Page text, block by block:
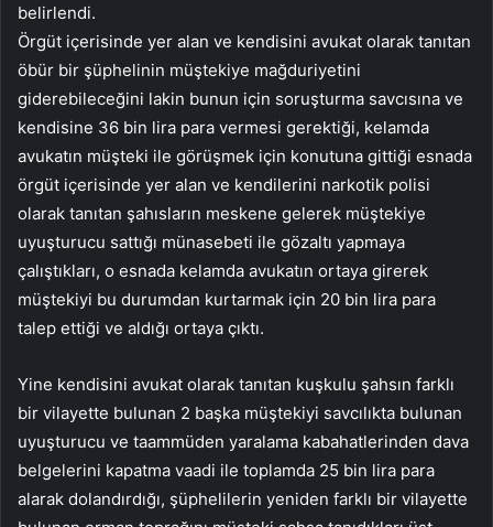
belirlendi.
Örgüt içerisinde yer alan ve kendisini avukat olarak tanıtan
öbür bir şüphelinin müştekiye mağduriyetini
giderebileceğini lakin bunun için soruşturma savcısına ve
kendisine 36 bin lira para vermesi gerektiği, kelamda
avukatın müşteki ile görüşmek için konutuna gittiği esnada
örgüt içerisinde yer alan ve kendilerini narkotik polisi
olarak tanıtan şahısların meskene gelerek müştekiye
uyuşturucu sattığı münasebeti ile gözaltı yapmaya
çalıştıkları, o esnada kelamda avukatın ortaya girerek
müştekiyi bu durumdan kurtarmak için 20 bin lira para
talep ettiği ve aldığı ortaya çıktı.
Yine kendisini avukat olarak tanıtan kuşkulu şahsın farklı
bir vilayette bulunan 2 başka müştekiyi savcılıkta bulunan
uyuşturucu ve taammüden yaralama kabahatlerinden dava
belgelerini kapatma vaadi ile toplamda 25 bin lira para
alarak dolandırdığı, şüphelilerin yeniden farklı bir vilayette